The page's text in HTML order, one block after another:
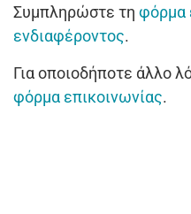
Συμπληρώστε τη φόρμα
ενδιαφέροντος.
Για οποιοδήποτε άλλο
φόρμα επικοινωνίας.